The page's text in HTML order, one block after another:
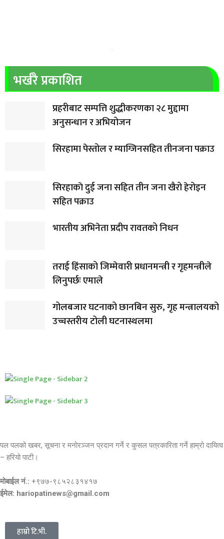
भर्खरै प्रकाशित
प्रहरीबाट सम्पत्ति शुद्धीकरणका २८ मुद्दामा
अनुसन्धान र अभियोजन
सिरहामा पेस्तोल र म्याग्जिनसहित तीनजना पक्राउ
सिरहाकाे दुई जना सहित तीन जना खैरो हेरोइन
सहित पक्राउ
भारतीय अभिनेता प्रदीप रावतको निधन
तराई हिंसाको जिम्मेवारी प्रधानमन्त्री र गृहमन्त्रीले
लिनुपर्छः एमाले
गोलबजार घटनाको छानबिन सुरु, गृह मन्त्रालयको
उच्चस्तरीय टोली घटनास्थलमा
पल पलको खबर, सूचना र मनोरञ्जन प्रदान गर्ने र कुसल पत्रकारिता गर्ने हाम्रो दायित्व
– हरियो पाटी।
मोबाईल नं.: +९७७-९८५२८३१४१७
ईमेल: hariopatinews@gmail.com
हाम्रो टि.भी.